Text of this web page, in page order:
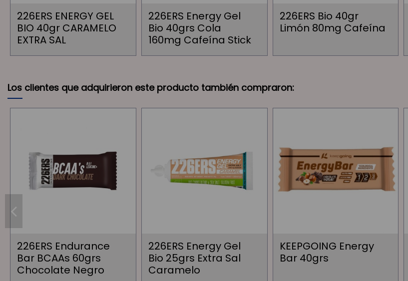
226ERS ENERGY GEL
BIO 40gr CARAMELO
EXTRA SAL
226ERS Energy Gel
Bio 40grs Cola
160mg Cafeína Stick
226ERS Bio 40gr
Limón 80mg Cafeína
Los clientes que adquirieron este producto también compraron:
226ERS Endurance
Bar BCAAs 60grs
Chocolate Negro
226ERS Energy Gel
Bio 25grs Extra Sal
Caramelo
KEEPGOING Energy
Bar 40grs